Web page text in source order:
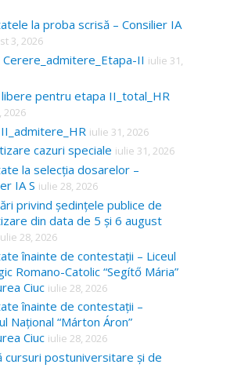
la proba scrisă – Consilier IA
3, 2026
Cerere_admitere_Etapa-II iulie 31,
libere pentru etapa II_total_HR
2026
iulie 31, 2026
cazuri speciale iulie 31, 2026
la selecția dosarelor –
IA S iulie 28, 2026
privind ședințele publice de
din data de 5 și 6 august
28, 2026
înainte de contestații – Liceul
Romano-Catolic “Segítő Mária”
Ciuc iulie 28, 2026
înainte de contestații –
Național “Márton Áron”
Ciuc iulie 28, 2026
cursuri postuniversitare și de